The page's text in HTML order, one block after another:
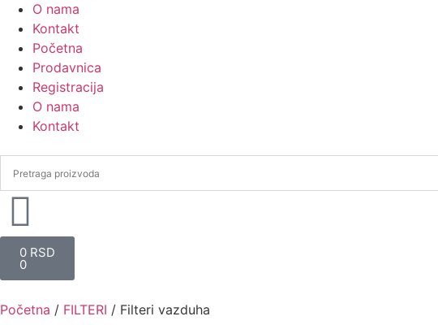
O nama
Kontakt
Početna
Prodavnica
Registracija
O nama
Kontakt
0 RSD
0
Početna / FILTERI / Filteri vazduha